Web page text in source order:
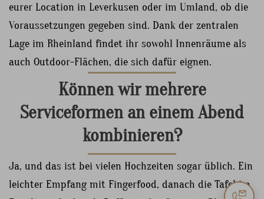
eurer Location in Leverkusen oder im Umland, ob die
Voraussetzungen gegeben sind. Dank der zentralen
Lage im Rheinland findet ihr sowohl Innenräume als
auch Outdoor-Flächen, die sich dafür eignen.
Können wir mehrere
Serviceformen an einem Abend
kombinieren?
Ja, und das ist bei vielen Hochzeiten sogar üblich. Ein
leichter Empfang mit Fingerfood, danach die Tafel im